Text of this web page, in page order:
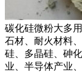
碳化硅微粉大多
石材、耐火材料
硅、多晶硅、砷
业、半导体产业